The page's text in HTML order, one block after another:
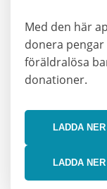
Med den här
donera
föräldralösa
donationer.
LADDA
LADDA